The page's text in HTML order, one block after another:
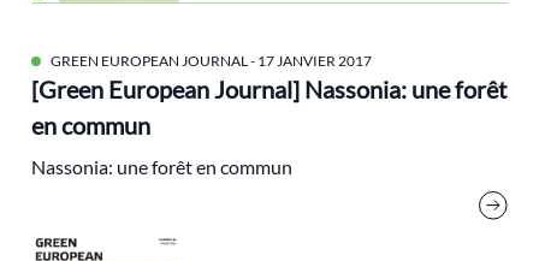
GREEN EUROPEAN JOURNAL- 17 JANVIER 2017
[Green European Journal] Nassonia: une forêt
en commun
Nassonia: une forêt en commun
inégalités sociales
Intelligence Artificielle
Journées d'Eté des Ecologistes
justice
Legislatives